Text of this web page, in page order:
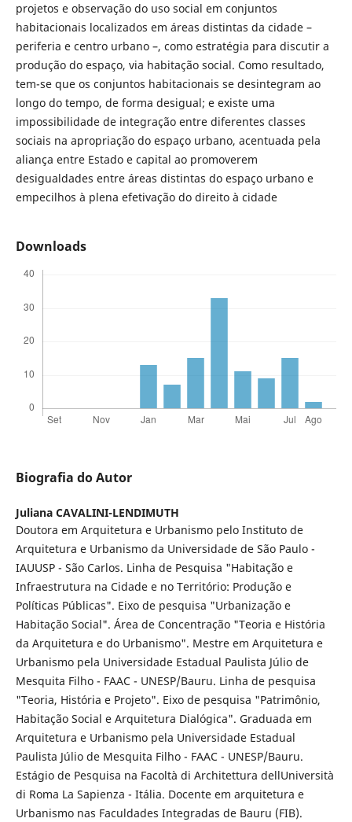
projetos e observação do uso social em conjuntos
habitacionais localizados em áreas distintas da cidade –
periferia e centro urbano –, como estratégia para discutir a
produção do espaço, via habitação social. Como resultado,
tem-se que os conjuntos habitacionais se desintegram ao
longo do tempo, de forma desigual; e existe uma
impossibilidade de integração entre diferentes classes
sociais na apropriação do espaço urbano, acentuada pela
aliança entre Estado e capital ao promoverem
desigualdades entre áreas distintas do espaço urbano e
empecilhos à plena efetivação do direito à cidade
Downloads
Biografia do Autor
Juliana CAVALINI-LENDIMUTH
Doutora em Arquitetura e Urbanismo pelo Instituto de
Arquitetura e Urbanismo da Universidade de São Paulo -
IAUUSP - São Carlos. Linha de Pesquisa "Habitação e
Infraestrutura na Cidade e no Território: Produção e
Políticas Públicas". Eixo de pesquisa "Urbanização e
Habitação Social". Área de Concentração "Teoria e História
da Arquitetura e do Urbanismo". Mestre em Arquitetura e
Urbanismo pela Universidade Estadual Paulista Júlio de
Mesquita Filho - FAAC - UNESP/Bauru. Linha de pesquisa
"Teoria, História e Projeto". Eixo de pesquisa "Patrimônio,
Habitação Social e Arquitetura Dialógica". Graduada em
Arquitetura e Urbanismo pela Universidade Estadual
Paulista Júlio de Mesquita Filho - FAAC - UNESP/Bauru.
Estágio de Pesquisa na Facoltà di Architettura dellUniversità
di Roma La Sapienza - Itália. Docente em arquitetura e
Urbanismo nas Faculdades Integradas de Bauru (FIB).